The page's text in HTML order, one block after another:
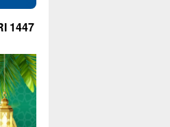
1447